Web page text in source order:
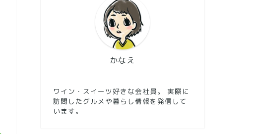
かなえ
ワイン・スイーツ好きな会社員。 実際に
訪問したグルメや暮らし情報を発信して
います。